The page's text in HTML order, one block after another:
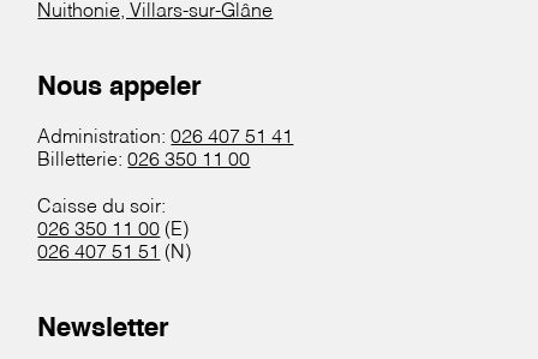
Nuithonie, Villars-sur-Glâne
Nous appeler
Administration:026 407 51 41
Billetterie:026 350 11 00
Caisse du soir:
026 350 11 00 (E)
026 407 51 51 (N)
Newsletter